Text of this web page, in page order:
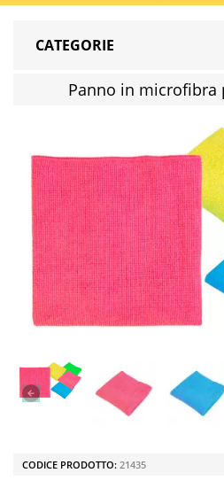
CATEGORIE
Panno in microfibra
CODICE PRODOTTO: 21435